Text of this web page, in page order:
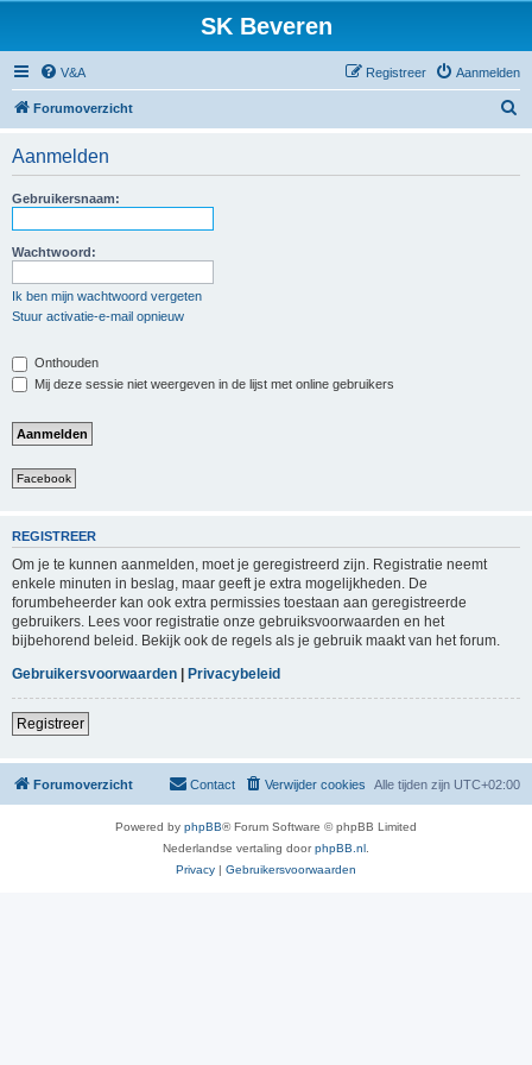
SK Beveren
V&A Aanmelden
Registreer
Forumoverzicht
Aanmelden
Gebruikersnaam:
Wachtwoord:
Ik ben mijn wachtwoord vergeten
Stuur activatie-e-mail opnieuw
Onthouden
Mij deze sessie niet weergeven in de lijst met online gebruikers
Facebook
REGISTREER
Om je te kunnen aanmelden, moet je geregistreerd zijn. Registratie neemt
enkele minuten in beslag, maar geeft je extra mogelijkheden. De
forumbeheerder kan ook extra permissies toestaan aan geregistreerde
gebruikers. Lees voor registratie onze gebruiksvoorwaarden en het
bijbehorend beleid. Bekijk ook de regels als je gebruik maakt van het forum.
Gebruikersvoorwaarden | Privacybeleid
Registreer
Forumoverzicht Alle tijden zijn UTC+02:00
Verwijder cookies
Contact
Powered by phpBB® Forum Software © phpBB Limited
Nederlandse vertaling doorphpBB.nl
Privacy | Gebruikersvoorwaarden